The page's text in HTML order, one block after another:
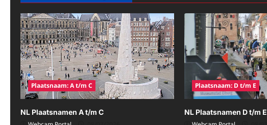
Plaatsnaam: A t/m C
NL Plaatsnamen A t/m C
Plaatsnaam: D t/m E
NL Plaatsnamen D t/m E